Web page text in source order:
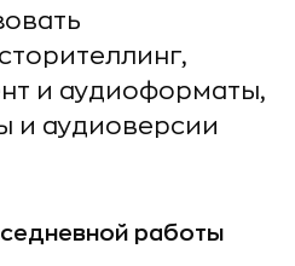
и аудиоформаты,
и аудиоверсии
работы